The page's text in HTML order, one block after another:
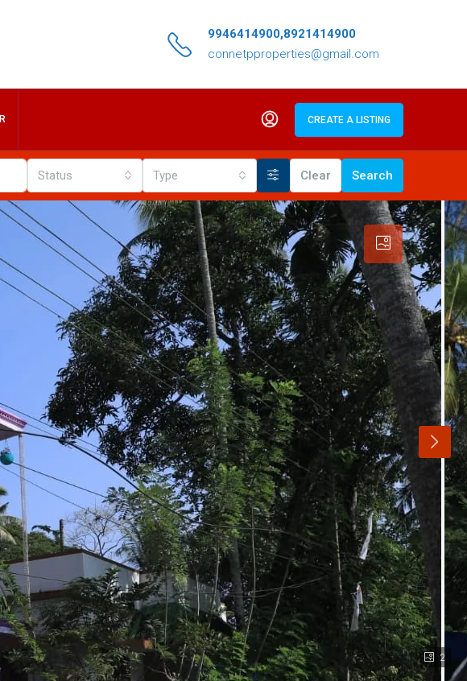
9946414900,8921414900
connetpproperties@gmail.com
CREATE A LISTING
Status Type Clear Search
2